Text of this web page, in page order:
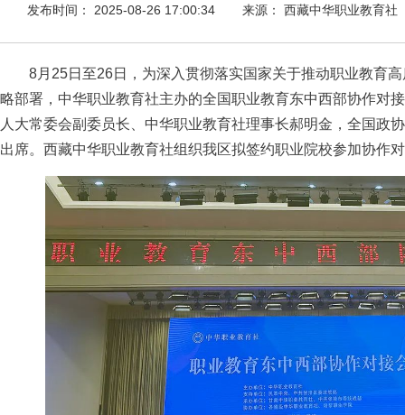
发布时间： 2025-08-26 17:00:34 来源： 西藏中华职业教育社
8月25日至26日，为深入贯彻落实国家关于推动职业教育高
略部署，中华职业教育社主办的全国职业教育东中西部协作对
人大常委会副委员长、中华职业教育社理事长郝明金，全国政
出席。西藏中华职业教育社组织我区拟签约职业院校参加协作